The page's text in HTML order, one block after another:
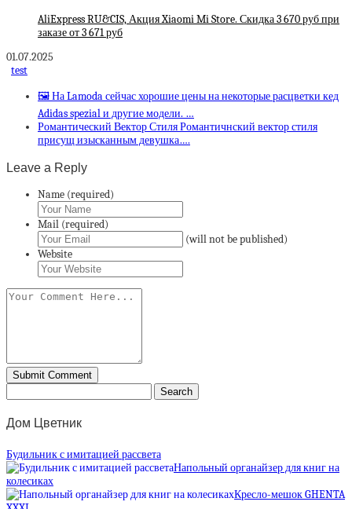
AliExpress RU&CIS, Акция Xiaomi Mi Store. Скидка 3 670 руб при
заказе от 3 671 руб
01.07.2025
test
🖼 На Lamoda сейчас хорошие цены на некоторые расцветки кед
Adidas spezial и другие модели. …
Романтический Вектор Стиля Романтичнский вектор стиля
присущ изысканным девушка….
Leave a Reply
Name (required)
Mail (required)
(will not be published)
Website
Дом Цветник
Будильник с имитацией рассвета
Напольный органайзер для книг на
колесиках
Кресло-мешок GHENTA